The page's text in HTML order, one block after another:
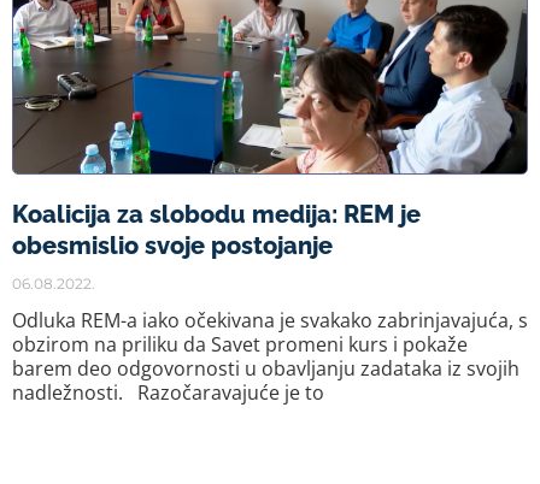
Koalicija za slobodu medija: REM je
obesmislio svoje postojanje
06.08.2022.
Odluka REM-a iako očekivana je svakako zabrinjavajuća, s
obzirom na priliku da Savet promeni kurs i pokaže
barem deo odgovornosti u obavljanju zadataka iz svojih
nadležnosti. Razočaravajuće je to